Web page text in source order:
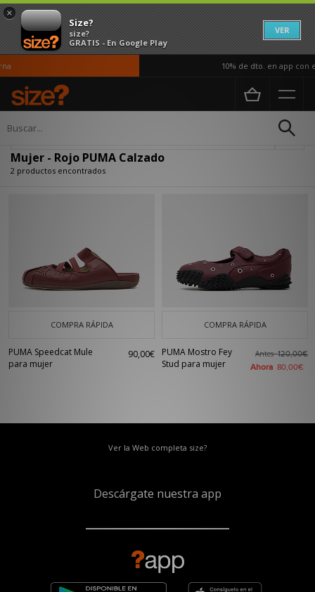
×
Size?
size?
GRATIS - En Google Play
VER
10% de dto. en app con
Página principal
Mujer - Rojo PUMA Calzado
2 productos encontrados
COMPRA RÁPIDA
PUMA Speedcat Mule
para mujer
90,00€
COMPRA RÁPIDA
PUMA Mostro Fey
Stud para mujer
Antes120,00€
Ahora 80,00€
Ver la Web completa size?
Descárgate nuestra app